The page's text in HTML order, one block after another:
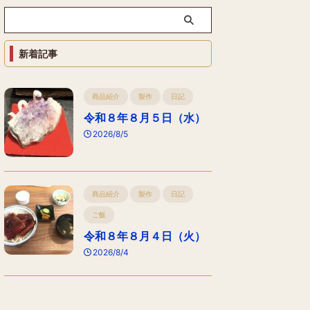
新着記事
商品紹介 製作 日記
令和８年８月５日（水）
2026/8/5
商品紹介 製作 日記
ご飯
令和８年８月４日（火）
2026/8/4